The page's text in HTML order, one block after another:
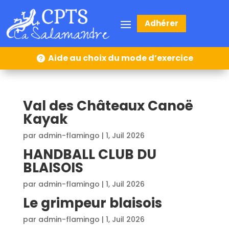
Adhérer
Aide au choix du mode d’exercice
Val des Châteaux Canoë
Kayak
par admin-flamingo | 1, Juil 2026
HANDBALL CLUB DU
BLAISOIS
par admin-flamingo | 1, Juil 2026
Le grimpeur blaisois
par admin-flamingo | 1, Juil 2026